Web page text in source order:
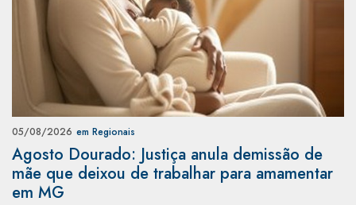
05/08/2026 em Regionais
Agosto Dourado: Justiça anula demissão de
mãe que deixou de trabalhar para amamentar
em MG